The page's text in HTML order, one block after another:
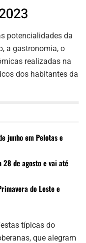
potencialidades da
a gastronomia, o
realizadas na
dos habitantes da
junho em Pelotas e
28 de agosto e vai até
do Leste e
típicas do
que alegram